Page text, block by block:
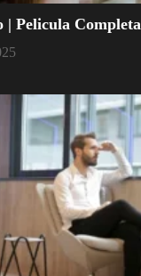
| Pelicula Completa